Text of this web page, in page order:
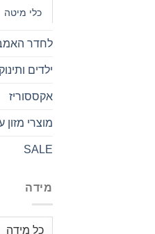
כלי מיטה
לחדר
ילדים
אקססוריז
מוצרי מזון
SALE
מידה